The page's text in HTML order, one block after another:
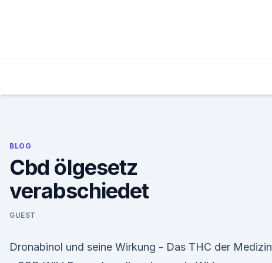
BLOG
Cbd ölgesetz
verabschiedet
GUEST
Dronabinol und seine Wirkung - Das THC der Medizin